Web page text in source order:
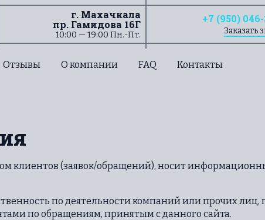
г. Махачкала
пр. Гамидова 16Г
10:00 — 19:00 Пн.-Пт.
+7 (950)
Заказать
Отзывы О компании FAQ Контакты
клиентов (заявок/обращений), носит
по деятельности компаний или прочих
по обращениям, принятым с данного сайта.